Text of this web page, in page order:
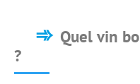
Quel vin
?